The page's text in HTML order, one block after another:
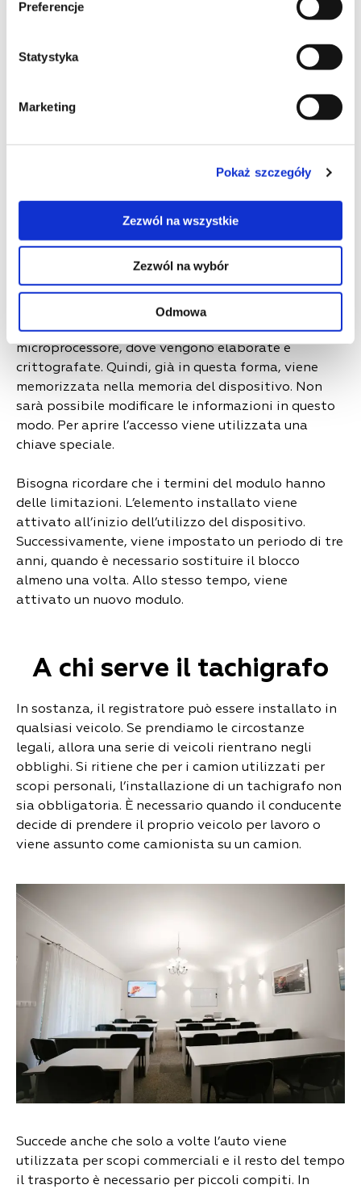
Preferencje
Statystyka
Marketing
Pokaż szczegóły
Zezwól na wszystkie
Zezwól na wybór
Odmowa
principalmente su quelle macchine che
Blocco SKZI. È una seria protezione dei dati,
che viene sistematicamente implementata
modulo di memoria, ricevitore e cronometro.
Questo è il blocco più affidabile, che continua a
elettrica. C’è una batteria di riserva per questo.
SKIZI è stato creato e implementato non solo per
raccogliere informazioni sul volo, ma anche per
crittografarle e quindi memorizzarle. Ciò avviene
dal sensore al modulo. Le informazioni entrano nel
microprocessore, dove vengono elaborate e
crittografate. Quindi, già in questa forma, viene
memorizzata nella memoria del dispositivo. Non
sarà possibile modificare le informazioni in questo
modo. Per aprire l’accesso viene utilizzata una
chiave speciale.
Bisogna ricordare che i termini del modulo hanno
delle limitazioni. L’elemento installato viene
attivato all’inizio dell’utilizzo del dispositivo.
Successivamente, viene impostato un periodo di tre
anni, quando è necessario sostituire il blocco
almeno una volta. Allo stesso tempo, viene
attivato un nuovo modulo.
A chi serve il tachigrafo
In sostanza, il registratore può essere installato in
qualsiasi veicolo. Se prendiamo le circostanze
legali, allora una serie di veicoli rientrano negli
obblighi. Si ritiene che per i camion utilizzati per
scopi personali, l’installazione di un tachigrafo non
sia obbligatoria. È necessario quando il conducente
decide di prendere il proprio veicolo per lavoro o
viene assunto come camionista su un camion.
Succede anche che solo a volte l’auto viene
utilizzata per scopi commerciali e il resto del tempo
il trasporto è necessario per piccoli compiti. In